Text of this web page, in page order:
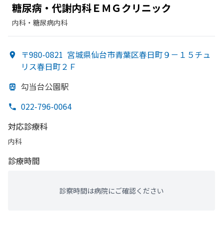
糖尿病・代謝内科ＥＭＧクリニック
内科・​糖尿病内科
〒980-0821 宮城県仙台市青葉区春日町９－１５チュ
リス春日町２Ｆ
勾当台公園駅
022-796-0064
対応診療科
内科
診療時間
診察時間は病院にご確認ください